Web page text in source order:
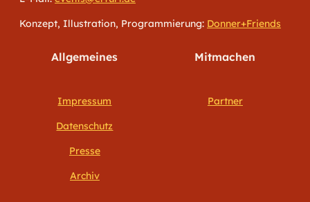
Konzept, Illustration, Programmierung: Donner+Friends
Allgemeines
Impressum
Datenschutz
Presse
Archiv
Mitmachen
Partner